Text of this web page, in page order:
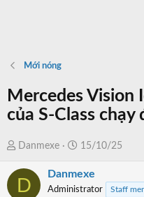
Mới nóng
Mercedes Vision
của S-Class
T
r
e
Danmexe
N
à
y
15/10/25
D Danmexe
Administrator Staff